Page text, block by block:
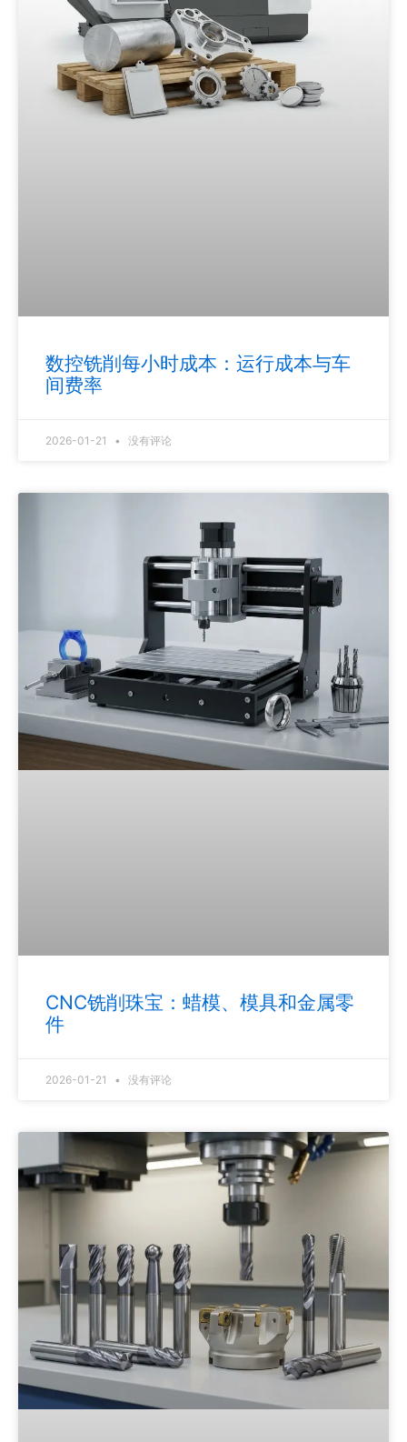
数控铣削每小时成本：运行成本与车
间费率
2026-01-21 没有评论
CNC铣削珠宝：蜡模、模具和金属零
件
2026-01-21 没有评论